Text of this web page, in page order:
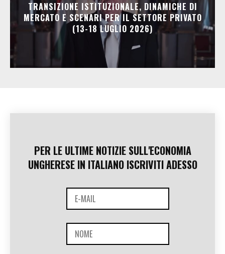
TRANSIZIONE ISTITUZIONALE, DINAMICHE DI
MERCATO E SCENARI PER IL SETTORE PRIVATO
(13-18 LUGLIO 2026)
PER LE ULTIME NOTIZIE SULL'ECONOMIA
UNGHERESE IN ITALIANO ISCRIVITI ADESSO